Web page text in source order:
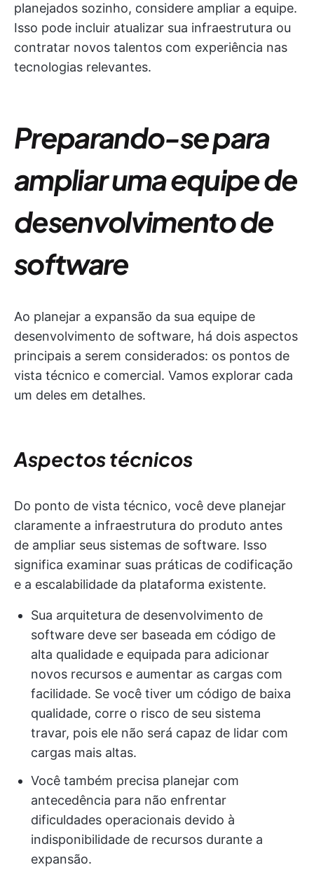
planejados sozinho, considere ampliar a equipe.
Isso pode incluir atualizar sua infraestrutura ou
contratar novos talentos com experiência nas
tecnologias relevantes.
Preparando-se para
ampliar uma equipe de
desenvolvimento de
software
Ao planejar a expansão da sua equipe de
desenvolvimento de software, há dois aspectos
principais a serem considerados: os pontos de
vista técnico e comercial. Vamos explorar cada
um deles em detalhes.
Aspectos técnicos
Do ponto de vista técnico, você deve planejar
claramente a infraestrutura do produto antes
de ampliar seus sistemas de software. Isso
significa examinar suas práticas de codificação
e a escalabilidade da plataforma existente.
Sua arquitetura de desenvolvimento de
software deve ser baseada em código de
alta qualidade e equipada para adicionar
novos recursos e aumentar as cargas com
facilidade. Se você tiver um código de baixa
qualidade, corre o risco de seu sistema
travar, pois ele não será capaz de lidar com
cargas mais altas.
Você também precisa planejar com
antecedência para não enfrentar
dificuldades operacionais devido à
indisponibilidade de recursos durante a
expansão.